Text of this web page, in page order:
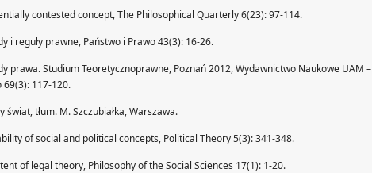
contested concept, The Philosophical Quarterly 6(23): 97-114.
i reguły prawne, Państwo i Prawo 43(3): 16-26.
prawa. Studium Teoretycznoprawne, Poznań 2012, Wydawnictwo Naukowe UAM –
69(3): 117-120.
tłum. M. Szczubiałka, Warszawa.
of social and political concepts, Political Theory 5(3): 341-348.
of legal theory, Philosophy of the Social Sciences 17(1): 1-20.